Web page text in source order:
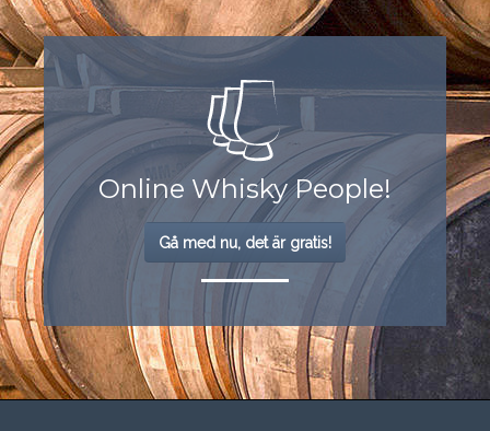
Online Whisky People!
Gå med nu, det är gratis!